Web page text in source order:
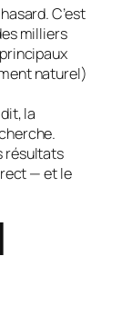
C’est
milliers
naturel)
la
résultats
— et le